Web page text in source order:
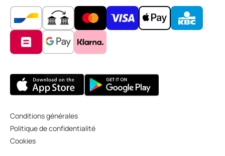
Conditions générales
Politique de confidentialité
Cookies